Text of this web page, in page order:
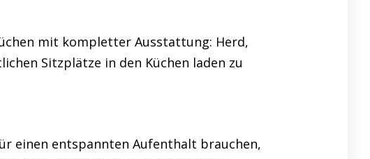
mit kompletter Ausstattung: Herd,
Sitzplätze in den Küchen laden zu
einen entspannten Aufenthalt brauchen,